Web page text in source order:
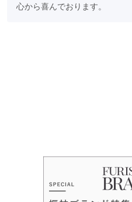
心から喜んでおります。